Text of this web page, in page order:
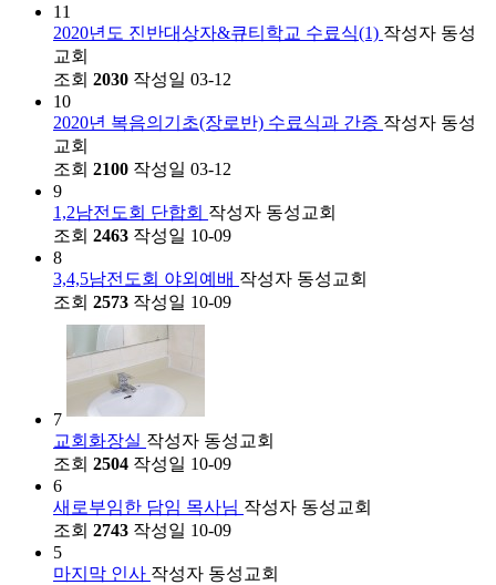
11
2020년도 진반대상자&큐티학교 수료식(1) 작성자 동성
교회
조회 2030 작성일 03-12
10
2020년 복음의기초(장로반) 수료식과 간증 작성자 동성
교회
조회 2100 작성일 03-12
9
1,2남전도회 단합회 작성자 동성교회
조회 2463 작성일 10-09
8
3,4,5남전도회 야외예배 작성자 동성교회
조회 2573 작성일 10-09
7
교회화장실 작성자 동성교회
조회 2504 작성일 10-09
6
새로부임한 담임 목사님 작성자 동성교회
조회 2743 작성일 10-09
5
마지막 인사 작성자 동성교회